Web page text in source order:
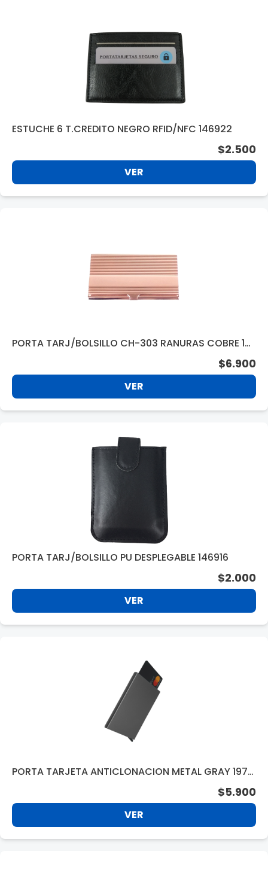
ESTUCHE 6 T.CREDITO NEGRO RFID/NFC 146922
$2.500
VER
PORTA TARJ/BOLSILLO CH-303 RANURAS COBRE 14
$6.900
VER
PORTA TARJ/BOLSILLO PU DESPLEGABLE 146916
$2.000
VER
PORTA TARJETA ANTICLONACION METAL GRAY 1970
$5.900
VER